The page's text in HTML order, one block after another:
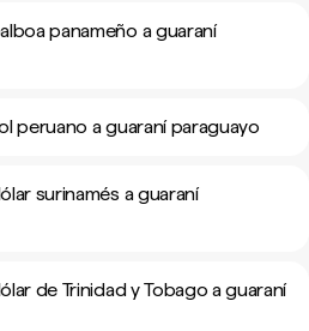
panameño a guaraní
peruano a guaraní paraguayo
surinamés a guaraní
de Trinidad y Tobago a guaraní